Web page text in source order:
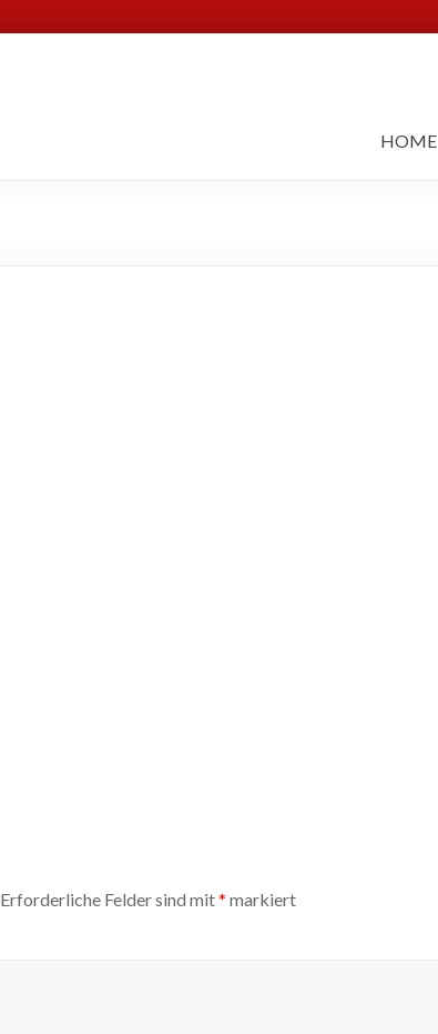
HOME
Erforderliche Felder sind mit* markiert